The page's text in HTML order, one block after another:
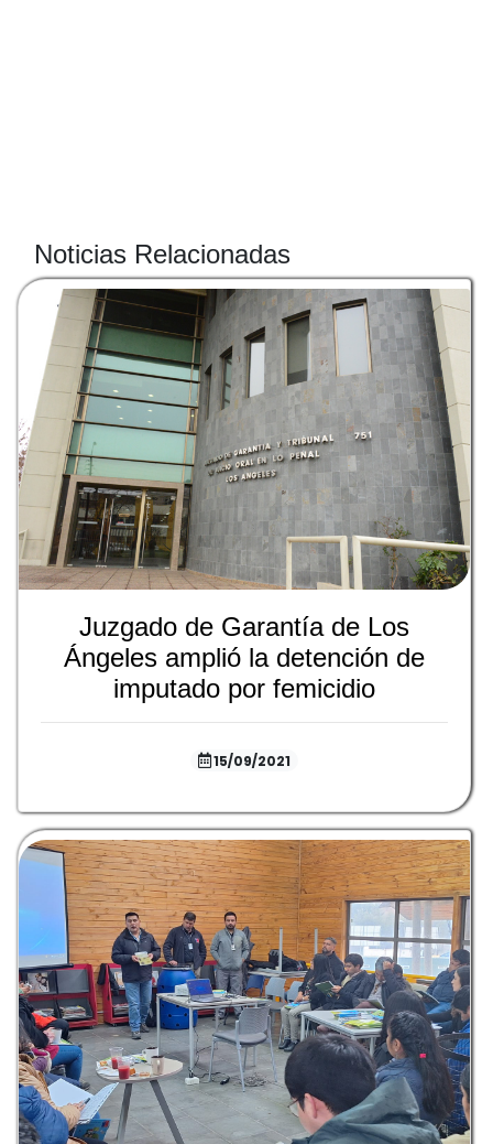
Noticias Relacionadas
Juzgado de Garantía de Los
Ángeles amplió la detención de
imputado por femicidio
15/09/2021